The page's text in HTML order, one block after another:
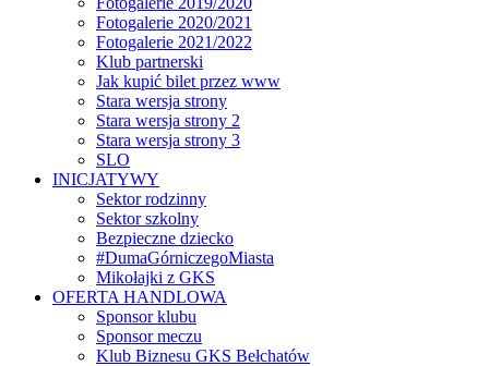
Fotogalerie 2020/2021
Fotogalerie 2021/2022
Klub partnerski
Jak kupić bilet przez www
Stara wersja strony
Stara wersja strony 2
Stara wersja strony 3
SLO
INICJATYWY
Sektor rodzinny
Sektor szkolny
Bezpieczne dziecko
#DumaGórniczegoMiasta
Mikołajki z GKS
OFERTA HANDLOWA
Sponsor klubu
Sponsor meczu
Klub Biznesu GKS Bełchatów